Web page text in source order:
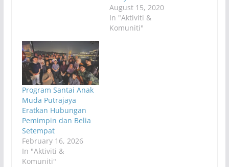
August 15, 2020
In "Aktiviti &
Komuniti"
Program Santai Anak
Muda Putrajaya
Eratkan Hubungan
Pemimpin dan Belia
Setempat
February 16, 2026
In "Aktiviti &
Komuniti"